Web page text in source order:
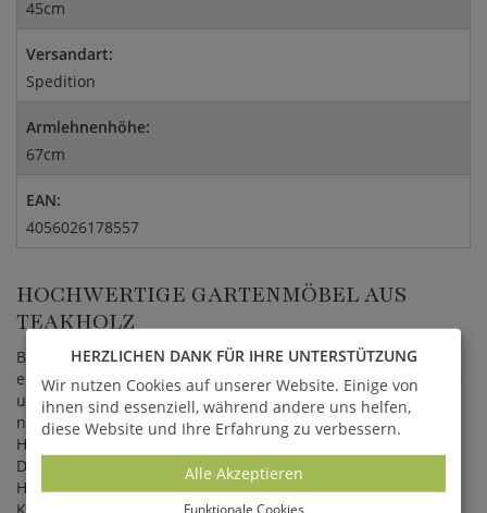
45cm
Versandart:
Spedition
Armlehnenhöhe:
67cm
EAN:
4056026178557
HOCHWERTIGE GARTENMÖBEL AUS
TEAKHOLZ
Bei den Gartenmöbeln der Imperial Teak Kollektion handelt
es sich um sehr hochwertig produzierte Gartenstühle, Tische
und Bänke. Für die Möbel wird ausschließlich Teakholz aus
nachhaltig bewirtschafteten Plantagen und von zertifizierten
Holzlieferanten verwendet. Die Möbel sind hochwertig im
Detail verarbeitet. Alle Verbindungsteile, Scharniere und
Holzteile sind passgenau mit höchstem handwerklichen
HERZLICHEN DANK FÜR IHRE UNTERSTÜTZUNG
Wir nutzen Cookies auf unserer Website. Einige von
ihnen sind essenziell, während andere uns helfen,
diese Website und Ihre Erfahrung zu verbessern.
Alle Akzeptieren
Funktionale Cookies